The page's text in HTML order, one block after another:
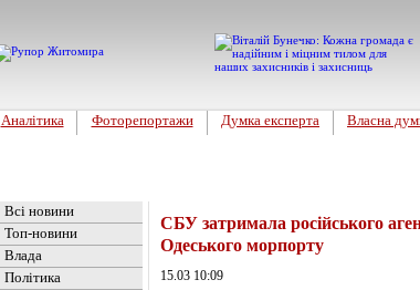
Аналітика Фоторепортажи Думка експерта Власна
Всі новини
Топ-новини
Влада
Політика
СБУ затримала російського
Одеського морпорту
15.03 10:09